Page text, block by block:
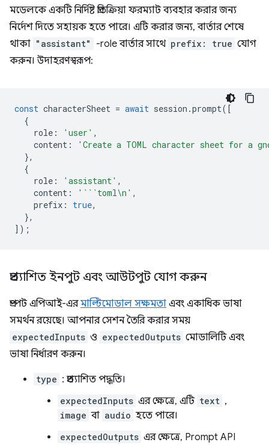
মডেলকে একটি নির্দিষ্ট প্রতিক্রিয়া ফরম্যাট ব্যবহার করার জন্য
নির্দেশ দিতে সহায়ক হতে পারে। এটি করার জন্য, বার্তার শেষে
থাকা "assistant" -role বার্তার সাথে prefix: true যোগ
করুন। উদাহরণস্বরূপ:
const characterSheet = await session .prompt([
{
role : 'user' ,
content :
'Create a TOML character sheet for a
},
{
role : 'assistant' ,
content : '```toml\n' ,
prefix : true,
},
]);
প্রত্যাশিত ইনপুট এবং আউটপুট যোগ করুন
প্রম্পট এপিআই-এরমাল্টিমোডাল সক্ষমতা এবং একাধিক ভাষা
সমর্থন রয়েছে। আপনার সেশন তৈরি করার সময়
expectedInputs ও expectedOutputs মোডালিটি এবং
ভাষা নির্ধারণ করুন।
type : প্রত্যাশিত পদ্ধতি।
expectedInputs এর ক্ষেত্রে, এটি text ,
image বা audio হতে পারে।
expectedOutputs এর ক্ষেত্রে, Prompt API